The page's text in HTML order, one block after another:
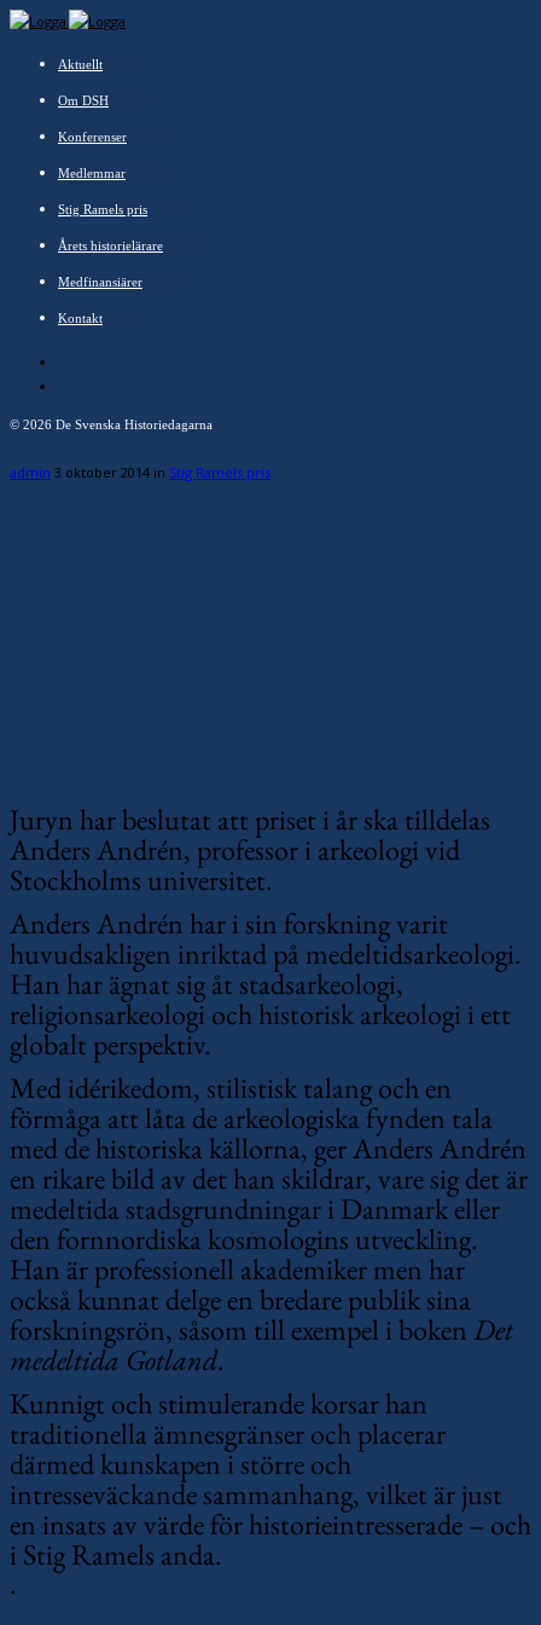
Aktuellt
Om DSH
Konferenser
Medlemmar
Stig Ramels pris
Årets historielärare
Medfinansiärer
Kontakt
© 2026 De Svenska Historiedagarna
admin 3 oktober 2014 in Stig Ramels pris
Juryn har beslutat att priset i år ska tilldelas
Anders Andrén, professor i arkeologi vid
Stockholms universitet.
Anders Andrén har i sin forskning varit
huvudsakligen inriktad på medeltidsarkeologi.
Han har ägnat sig åt stadsarkeologi,
religionsarkeologi och historisk arkeologi i ett
globalt perspektiv.
Med idérikedom, stilistisk talang och en
förmåga att låta de arkeologiska fynden tala
med de historiska källorna, ger Anders Andrén
en rikare bild av det han skildrar, vare sig det är
medeltida stadsgrundningar i Danmark eller
den fornnordiska kosmologins utveckling.
Han är professionell akademiker men har
också kunnat delge en bredare publik sina
forskningsrön, såsom till exempel i bokenDet
medeltida Gotland.
Kunnigt och stimulerande korsar han
traditionella ämnesgränser och placerar
därmed kunskapen i större och
intresseväckande sammanhang, vilket är just
en insats av värde för historieintresserade – och
i Stig Ramels anda.
.